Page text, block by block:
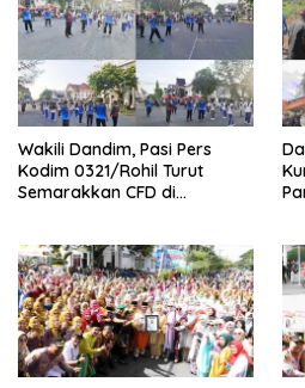
Wakili Dandim, Pasi Pers
Kodim 0321/Rohil Turut
Semarakkan CFD di